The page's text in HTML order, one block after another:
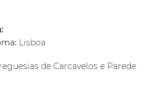
Lisboa
de Carcavelos e Parede